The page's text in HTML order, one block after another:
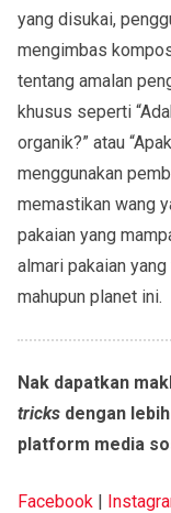
yang disukai,
mengimbas
tentang amalan
khusus seperti
organik?” atau
menggunakan
memastikan wang
pakaian yang
almari pakaian
mahupun planet ini.
Nak dapatkan
tricks dengan
platform media
Facebook |